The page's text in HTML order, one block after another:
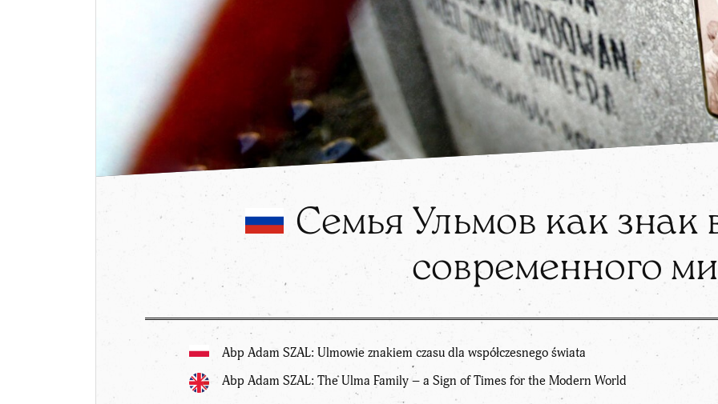
Семья Ульмов как знак
современного
Abp Adam SZAL: Ulmowie znakiem czasu dla współczesnego świata
Abp Adam SZAL: The Ulma Family – a Sign of Times for the Modern World